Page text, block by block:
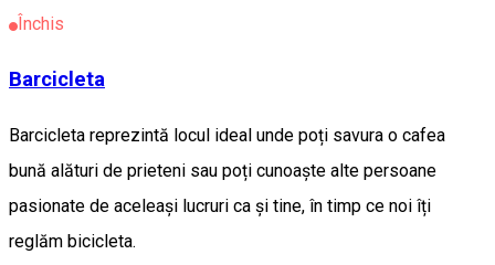
Închis
Barcicleta
Barcicleta reprezintă locul ideal unde poți savura o cafea
bună alături de prieteni sau poți cunoaște alte persoane
pasionate de aceleași lucruri ca și tine, în timp ce noi îți
reglăm bicicleta.